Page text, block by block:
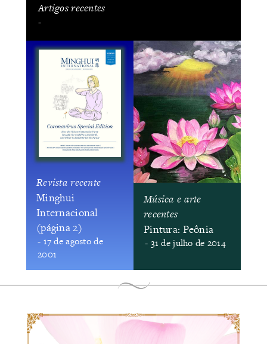
Artigos recentes
-
Revista recente
Minghui
Internacional
(página 2)
- 17 de agosto de
2001
Música e arte
recentes
Pintura: Peônia
- 31 de julho de 2014